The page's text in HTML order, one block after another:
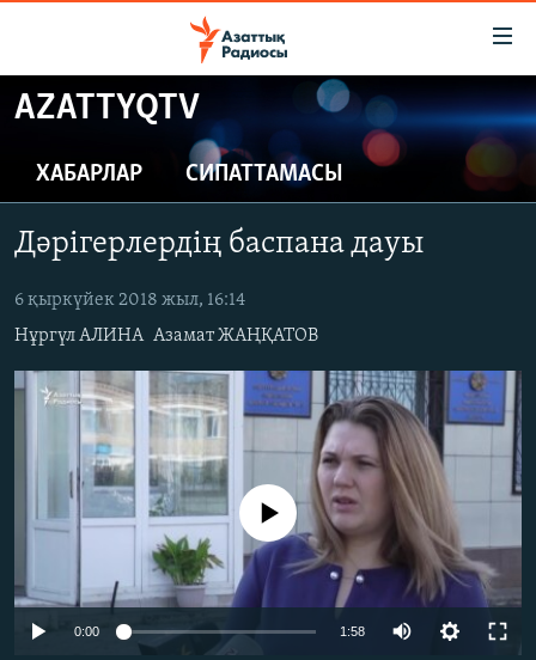
Skip
to
content
to
Navigation
Skip
Search
ЖАҢАЛЫҚТАР
САЯСАТ
ҚАҢТАР ОҚИҒАСЫ
АДАМ ҚҰҚЫҚТАРЫ
ӘЛЕУМЕТ
ӘЛЕМ
АРНАЙЫ ЖОБАЛАР
Русский
AZATTYQTV
ХАБАРЛАР СИПАТТАМАСЫ
Дәрігерлердің баспана дауы
6 қыркүйек 2018 жыл, 16:14
Нұргүл АЛИНА Азамат ЖАҢҚАТОВ
No media source currently available
0:00 1:58